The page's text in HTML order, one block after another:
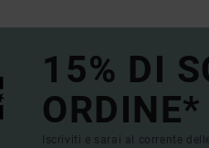
15% DI
ORDINE*
Iscriviti e sarai al corrente